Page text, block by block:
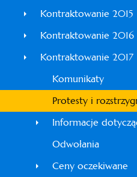
Kontraktowanie 2015
Kontraktowanie 2016
Kontraktowanie 2017
Komunikaty
Protesty i
Informacje
Odwołania
Ceny oczekiwane